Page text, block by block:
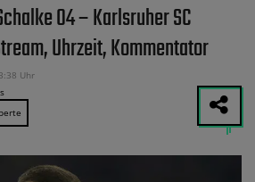
04 – Karlsruher SC
Uhrzeit, Kommentator
Uhr